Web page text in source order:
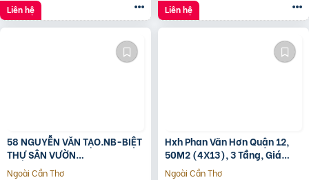
Liên hệ Liên hệ
58 NGUYỄN VĂN TẠO.NB-BIỆT
THỰ SÂN VƯỜN
260M2[11x24M]-12.8 TỶ
Ngoài Cần Thơ
Hxh Phan Văn Hơn Quận 12,
50M2 (4X13), 3 Tầng, Giá
4.96 Tỷ
Ngoài Cần Thơ